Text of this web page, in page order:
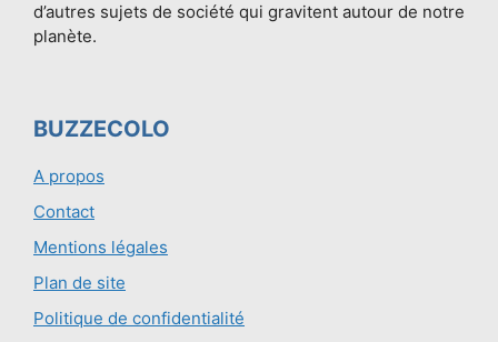
d’autres sujets de société qui gravitent autour de notre
planète.
BUZZECOLO
A propos
Contact
Mentions légales
Plan de site
Politique de confidentialité